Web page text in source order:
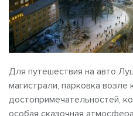
Для путешествия на авто
магистрали, парковка
достопримечательностей,